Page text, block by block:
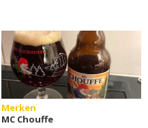
Merken
MC Chouffe